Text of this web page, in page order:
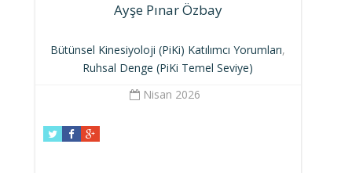
Ayşe Pınar Özbay
Bütünsel Kinesiyoloji (PiKi) Katılımcı Yorumları,
Ruhsal Denge (PiKi Temel Seviye)
Nisan 2026